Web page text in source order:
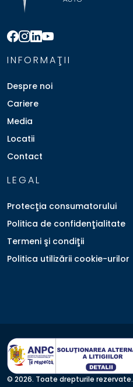
INFORMAŢII
Despre noi
Cariere
Media
Locatii
Contact
LEGAL
Protecţia consumatorului
Politica de confidenţialitate
Termeni şi condiţii
Politica utilizării cookie-urilor
© 2026. Toate drepturile rezervate.